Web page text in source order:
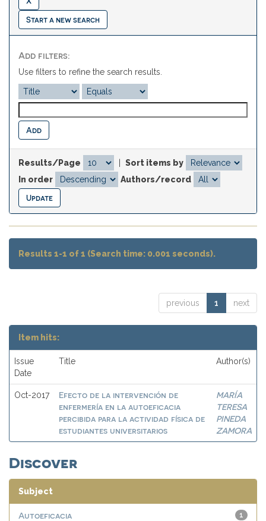
Start a new search
Add filters:
Use filters to refine the search results.
Results/Page
Sort items by
In order
Authors/record
Results 1-1 of 1 (Search time: 0.001 seconds).
previous 1 next
Item hits:
Issue
Date
Title Author(s)
Oct-2017
Efecto de la intervención de
enfermería en la autoeficacia
percibida para la actividad física de
estudiantes universitarios
MARÍA
TERESA
PINEDA
ZAMORA
Discover
Subject
1
Autoeficacia